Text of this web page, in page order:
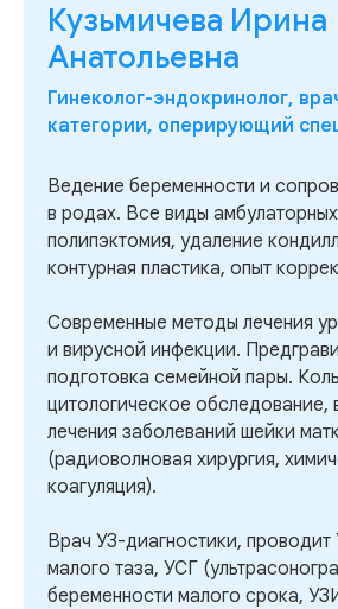
Кузьмичева Ирина
Анатольевна
Гинеколог-эндокринолог,
категории, оперирующий
Ведение беременности и
в родах. Все виды
полипэктомия, удаление
контурная пластика, опыт
Современные методы лечения
и вирусной инфекции.
подготовка семейной пары.
цитологическое обследование,
лечения заболеваний шейки
(радиоволновая хирургия,
коагуляция).
Врач УЗ-диагностики, проводит
малого таза, УСГ
беременности малого срока,